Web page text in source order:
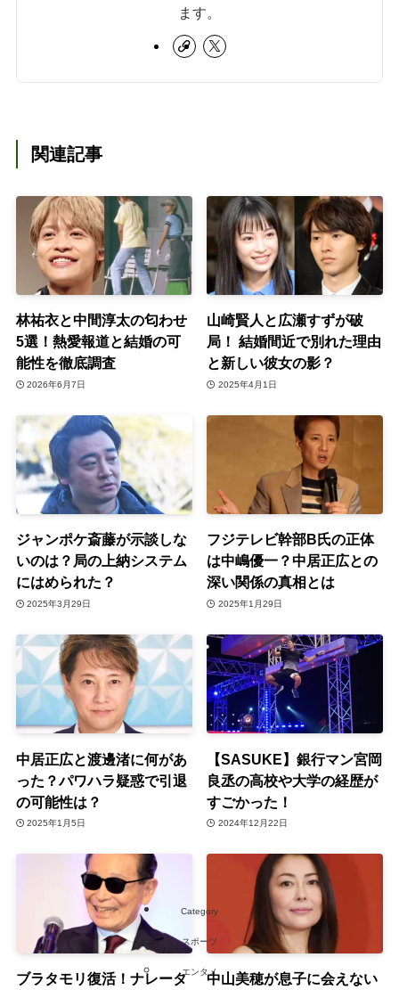
ます。
関連記事
林祐衣と中間淳太の匂わせ
5選！熱愛報道と結婚の可
能性を徹底調査
2026年6月7日
山崎賢人と広瀬すずが破
局！ 結婚間近で別れた理由
と新しい彼女の影？
2025年4月1日
ジャンポケ斎藤が示談しな
いのは？局の上納システム
にはめられた？
2025年3月29日
フジテレビ幹部B氏の正体
は中嶋優一？中居正広との
深い関係の真相とは
2025年1月29日
中居正広と渡邊渚に何があ
った？パワハラ疑惑で引退
の可能性は？
2025年1月5日
【SASUKE】銀行マン宮岡
良丞の高校や大学の経歴が
すごかった！
2024年12月22日
ブラタモリ復活！ナレータ 中山美穂が息子に会えない
Category
スポーツ
エンタメ